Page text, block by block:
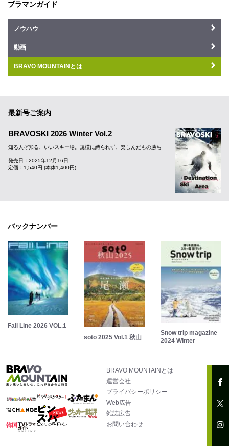
ブラマンガイド
ノウハウ
動画
BRAVO MOUNTAINとは
最新号ご案内
BRAVOSKI 2026 Winter Vol.2
知る人ぞ知る、いいスキー場。規模に縛られず、楽しんだもの勝ち
発売日：2025年12月16日
定価：1,540円 (本体1,400円)
バックナンバー
Fall Line 2026 VOL.1
soto 2025 Vol.1 秋山
Snow trip magazine
2024 Winter
BRAVO MOUNTAINとは
運営会社
プライバシーポリシー
Web広告
雑誌広告
お問い合わせ